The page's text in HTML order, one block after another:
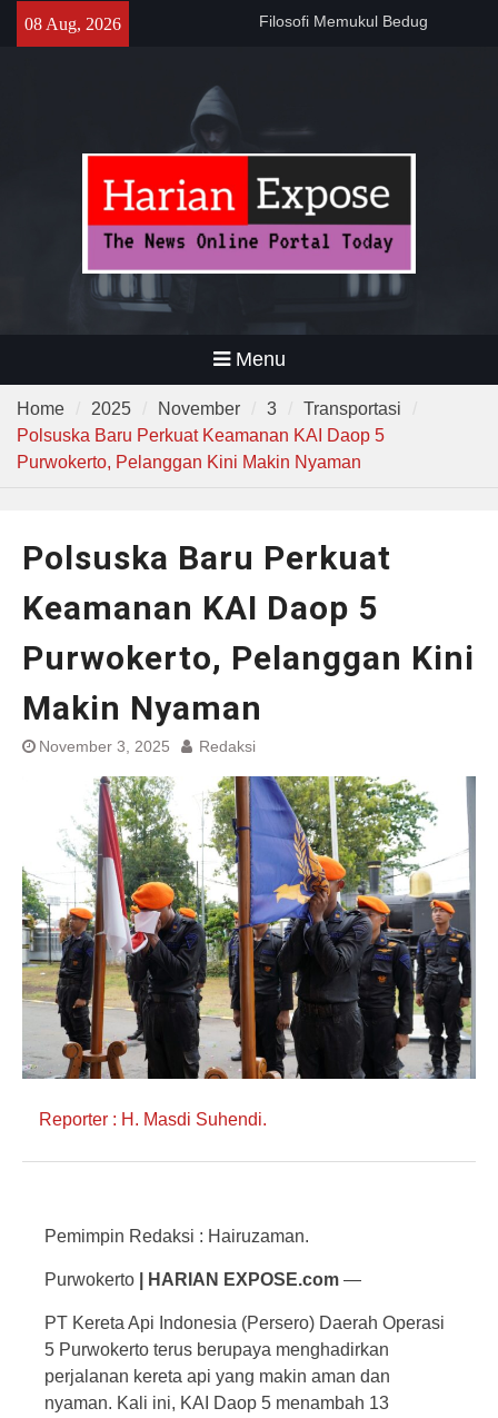
08 Aug, 2026
141 Tahun Stasiun Slawi : “Dari
Narkoba di Sekolah Kebayoran
Lama, DPR Minta Diusut
Tuntas
Menu
Home 2025 November 3
Transportasi
Polsuska Baru Perkuat Keamanan KAI Daop 5
Purwokerto, Pelanggan Kini Makin Nyaman
Polsuska Baru Perkuat
Keamanan KAI Daop 5
Purwokerto, Pelanggan Kini
Makin Nyaman
November 3, 2025 Redaksi
Reporter : H. Masdi Suhendi.
Pemimpin Redaksi : Hairuzaman.
Purwokerto | HARIAN EXPOSE.com —
PT Kereta Api Indonesia (Persero) Daerah Operasi
5 Purwokerto terus berupaya menghadirkan
perjalanan kereta api yang makin aman dan
nyaman. Kali ini, KAI Daop 5 menambah 13